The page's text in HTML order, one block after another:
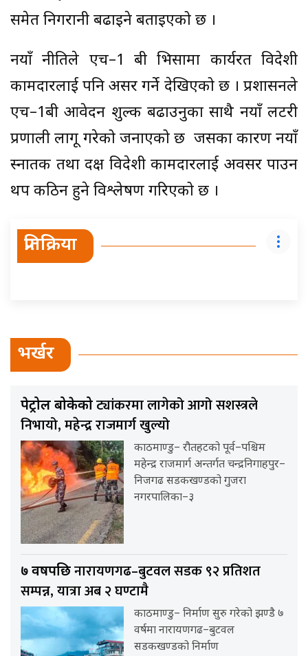
समेत निगरानी बढाइने बताइएको छ ।
नयाँ नीतिले एच–1 बी भिसामा कार्यरत विदेशी
कामदारलाई पनि असर गर्ने देखिएको छ । प्रशासनले
एच–1बी आवेदन शुल्क बढाउनुका साथै नयाँ लटरी
प्रणाली लागू गरेको जनाएको छ जसका कारण नयाँ
स्नातक तथा दक्ष विदेशी कामदारलाई अवसर पाउन
थप कठिन हुने विश्लेषण गरिएको छ ।
प्रतिक्रिया
भर्खर
पेट्रोल बोकेकोट्यांकरमा लागेको आगो सशस्त्रले
निभायो, महेन्द्र राजमार्ग खुल्यो
काठमाण्डु– रौतहटको पूर्व–पश्चिम
महेन्द्र राजमार्ग अन्तर्गत चन्द्रनिगाहपुर–
निजगढ सडकखण्डको गुजरा
नगरपालिका–३
७ वर्षपछिनारायणगढ–बुटवल सडक ९२ प्रतिशत
सम्पन्न, यात्रा अब २ घण्टामै
काठमाण्डु– निर्माण सुरु गरेको झण्डै ७
वर्षमा नारायणगढ–बुटवल
सडकखण्डको निर्माण